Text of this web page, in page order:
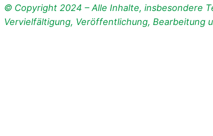
© Copyright 2024 – Alle Inhalte, insbesondere
Vervielfältigung, Veröffentlichung, Bearbeitung